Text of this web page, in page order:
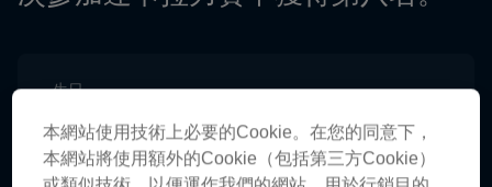
生日
Age
37
本網站使用技術上必要的Cookie。在您的同意下，
本網站將使用額外的Cookie（包括第三方Cookie）